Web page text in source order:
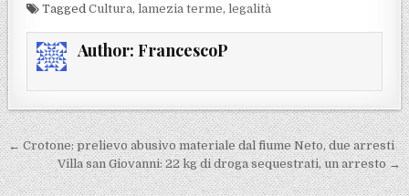
TaggedCultura,lamezia terme,legalità
Author: FrancescoP
Navigazione articoli
← Crotone: prelievo abusivo materiale dal fiume Neto, due arresti
Villa san Giovanni: 22 kg di droga sequestrati, un arresto →